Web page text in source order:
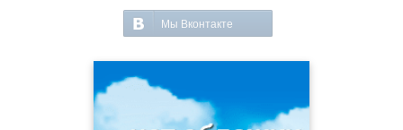
Мы Вконтакте